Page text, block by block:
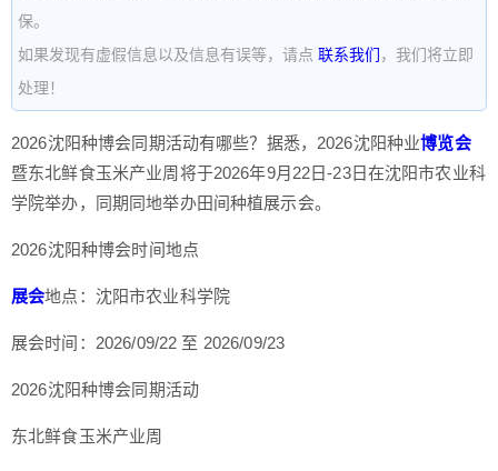
保。
如果发现有虚假信息以及信息有误等，请点 联系我们 ，我们将立即
处理！
2026沈阳种博会同期活动有哪些？据悉，2026沈阳种业博览会
暨东北鲜食玉米产业周将于2026年9月22日-23日在沈阳市农业科
学院举办，同期同地举办田间种植展示会。
2026沈阳种博会时间地点
展会地点：沈阳市农业科学院
展会时间：2026/09/22 至 2026/09/23
2026沈阳种博会同期活动
东北鲜食玉米产业周